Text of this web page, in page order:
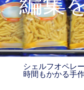
シェルフオペレ
時間もかかる手